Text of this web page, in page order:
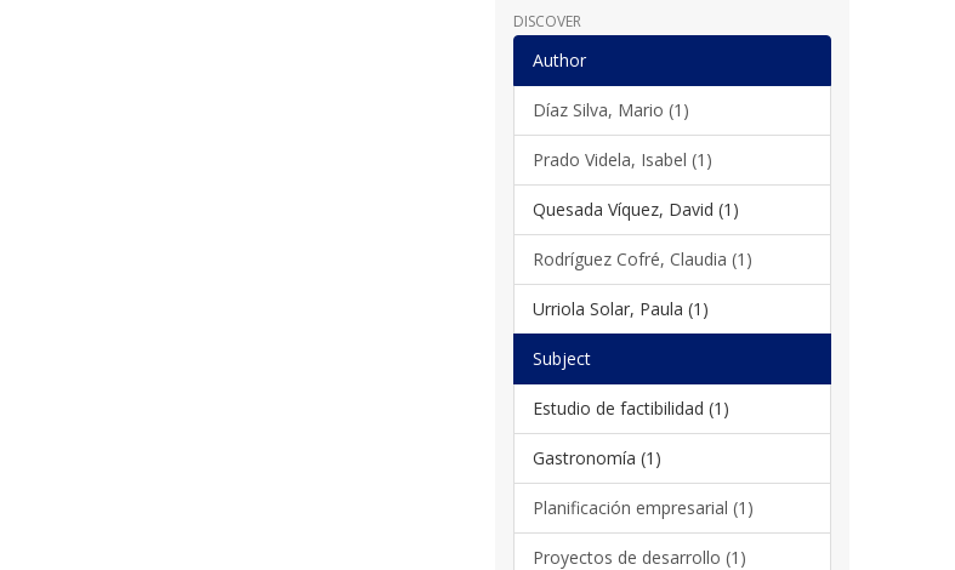
DISCOVER
Author
Díaz Silva, Mario (1)
Prado Videla, Isabel (1)
Quesada Víquez, David (1)
Rodríguez Cofré, Claudia (1)
Urriola Solar, Paula (1)
Subject
Estudio de factibilidad (1)
Gastronomía (1)
Planificación empresarial (1)
Proyectos de desarrollo (1)